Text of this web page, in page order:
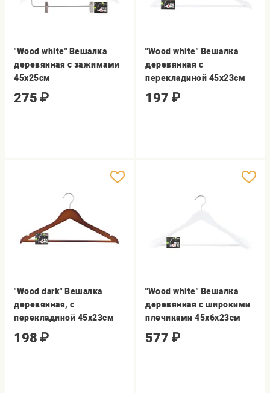
"Wood white" Вешалка
деревянная с зажимами
45х25см
275 ₽
"Wood white" Вешалка
деревянная с
перекладиной 45х23см
197 ₽
"Wood dark" Вешалка
деревянная, с
перекладиной 45х23см
198 ₽
"Wood white" Вешалка
деревянная с широкими
плечиками 45х6х23см
577 ₽